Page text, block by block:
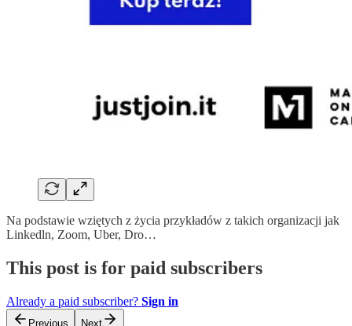
Na podstawie wziętych z życia przykładów z takich organizacji jak
Linkedln, Zoom, Uber, Dro…
This post is for paid subscribers
Already a paid subscriber? Sign in
Previous Next